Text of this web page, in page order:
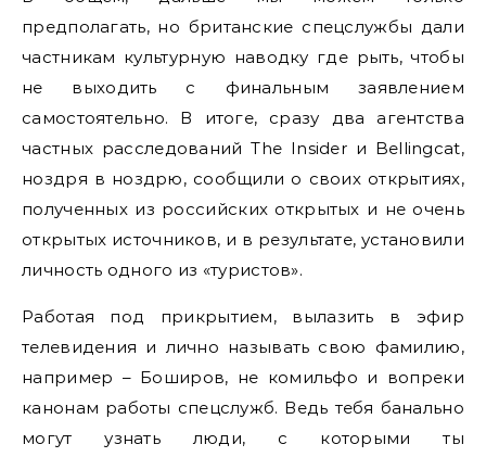
предполагать, но британские спецслужбы дали
частникам культурную наводку где рыть, чтобы
не выходить с финальным заявлением
самостоятельно. В итоге, сразу два агентства
частных расследований The Insider и Bellingcat,
ноздря в ноздрю, сообщили о своих открытиях,
полученных из российских открытых и не очень
открытых источников, и в результате, установили
личность одного из «туристов».
Работая под прикрытием, вылазить в эфир
телевидения и лично называть свою фамилию,
например – Боширов, не комильфо и вопреки
канонам работы спецслужб. Ведь тебя банально
могут узнать люди, с которыми ты